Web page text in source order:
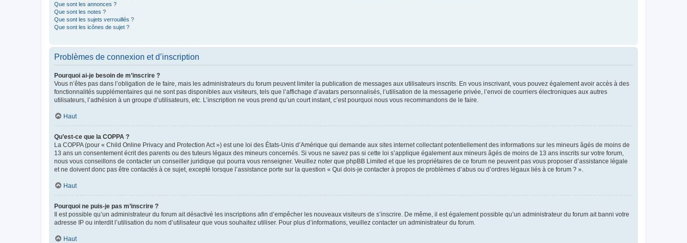
Que sont les annonces ?
Que sont les notes ?
Que sont les sujets verrouillés ?
Que sont les icônes de sujet ?
Problèmes de connexion et d’inscription
Pourquoi ai-je besoin de m’inscrire ?
Vous n’êtes pas dans l’obligation de le faire, mais les administrateurs du forum peuvent limiter la publication de messages aux utilisateurs inscrits. En vous inscrivant, vous pouvez également avoir accès à des
fonctionnalités supplémentaires qui ne sont pas disponibles aux visiteurs, tels que l’affichage d’avatars personnalisés, l’utilisation de la messagerie privée, l’envoi de courriers électroniques aux autres
utilisateurs, l’adhésion à un groupe d’utilisateurs, etc. L’inscription ne vous prend qu’un court instant, c’est pourquoi nous vous recommandons de le faire.
Haut
Qu’est-ce que la COPPA ?
La COPPA (pour « Child Online Privacy and Protection Act ») est une loi des États-Unis d’Amérique qui demande aux sites internet collectant potentiellement des informations sur les mineurs âgés de moins de
13 ans un consentement écrit des parents ou des tuteurs légaux des mineurs concernés. Si vous ne savez pas si cette loi s’applique également aux mineurs âgés de moins de 13 ans inscrits sur votre forum,
nous vous conseillons de contacter un conseiller juridique qui pourra vous renseigner. Veuillez noter que phpBB Limited et que les propriétaires de ce forum ne peuvent pas vous proposer d’assistance légale
et ne doivent donc pas être contactés à ce sujet, excepté lorsque l’assistance porte sur la question « Qui dois-je contacter à propos de problèmes d’abus ou d’ordres légaux liés à ce forum ? ».
Haut
Pourquoi ne puis-je pas m’inscrire ?
Il est possible qu’un administrateur du forum ait désactivé les inscriptions afin d’empêcher les nouveaux visiteurs de s’inscrire. De même, il est également possible qu’un administrateur du forum ait banni votre
adresse IP ou interdit l’utilisation du nom d’utilisateur que vous souhaitez utiliser. Pour plus d’informations, veuillez contacter un administrateur du forum.
Haut